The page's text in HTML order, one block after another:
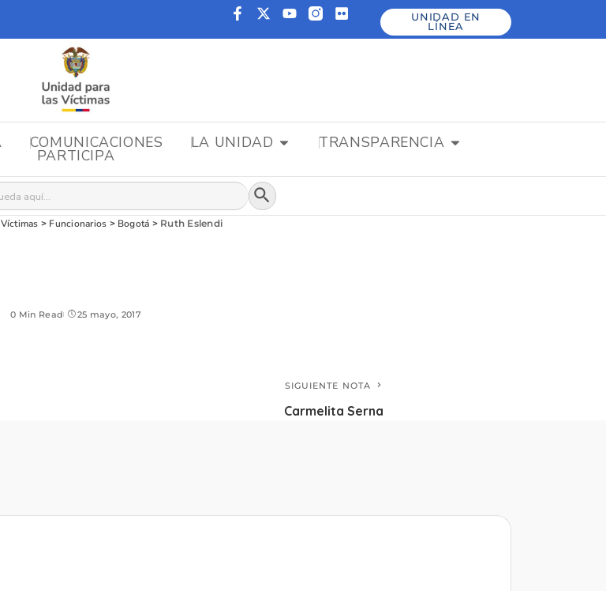
UNIDAD EN
LÍNEA
COMUNICACIONES LA UNIDAD TRANSPARENCIA
PARTICIPA
Botón de búsqueda
> Funcionarios > Bogotá > Ruth Eslendi
0 Min Read 25 mayo, 2017
SIGUIENTE NOTA
Carmelita Serna